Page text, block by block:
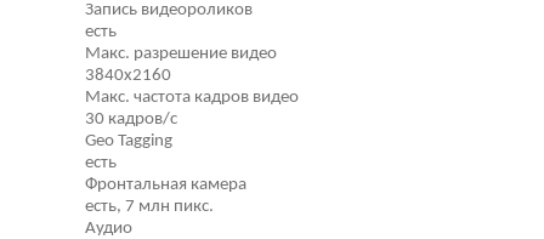
Запись видеороликов
есть
Макс. разрешение видео
3840x2160
Макс. частота кадров видео
30 кадров/с
Geo Tagging
есть
Фронтальная камера
есть, 7 млн пикс.
Аудио